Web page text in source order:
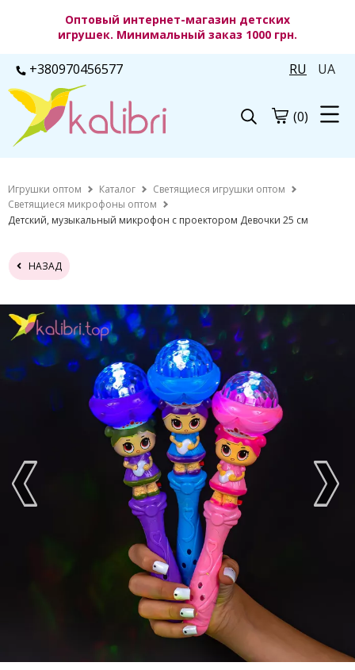
Оптовый интернет-магазин детских
игрушек. Минимальный заказ 1000 грн.
+380970456577 RU UA
(0)
Игрушки оптом Каталог
Светящиеся игрушки оптом
Светящиеся микрофоны оптом
Детский, музыкальный микрофон с проектором Девочки 25 см
НАЗАД